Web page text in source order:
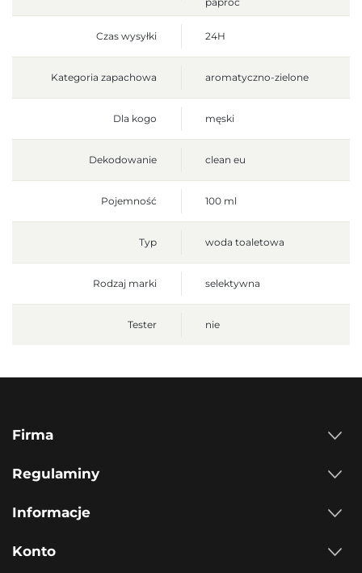
Czas wysyłki 24H
Kategoria zapachowa aromatyczno-zielone
Dla kogo męski
Dekodowanie clean eu
Pojemność 100 ml
Typ woda toaletowa
Rodzaj marki selektywna
Tester nie
Firma
Regulaminy
Informacje
Konto